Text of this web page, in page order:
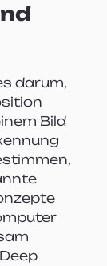
darum,
Bild